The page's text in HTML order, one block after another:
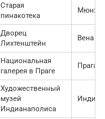
Старая
пинакотека
Мюнхен
Дворец
Лихтенштейн
Вена
Национальная
галерея в Праге
Прага
Художественный
музей
Индианаполиса